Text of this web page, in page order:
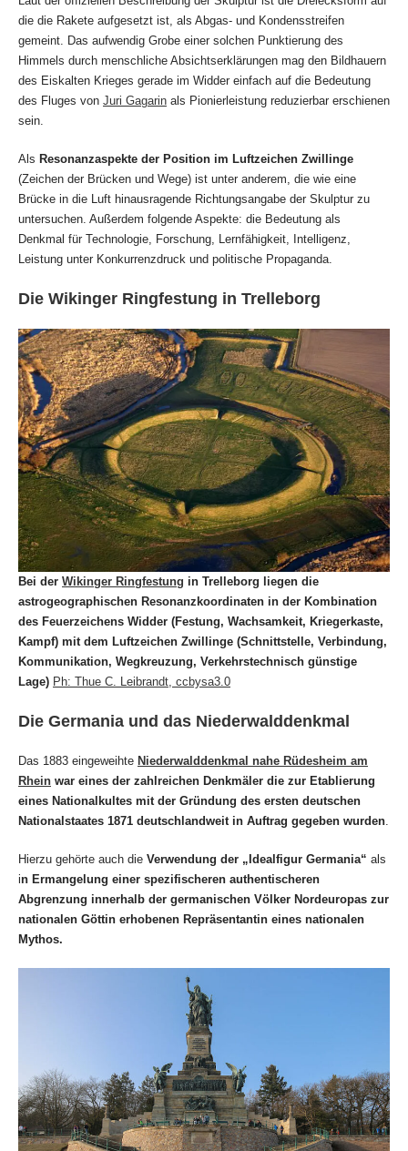
die die Rakete aufgesetzt ist, als Abgas- und Kondensstreifen
gemeint. Das aufwendig Grobe einer solchen Punktierung des
Himmels durch menschliche Absichtserklärungen mag den Bildhauern
des Eiskalten Krieges gerade im Widder einfach auf die Bedeutung
des Fluges von Juri Gagarin als Pionierleistung reduzierbar erschienen
sein.
Als Resonanzaspekte der Position im Luftzeichen Zwillinge
(Zeichen der Brücken und Wege) ist unter anderem, die wie eine
Brücke in die Luft hinausragende Richtungsangabe der Skulptur zu
untersuchen. Außerdem folgende Aspekte: die Bedeutung als
Denkmal für Technologie, Forschung, Lernfähigkeit, Intelligenz,
Leistung unter Konkurrenzdruck und politische Propaganda.
Die Wikinger Ringfestung in Trelleborg
Bei der Wikinger Ringfestung in Trelleborg liegen die
astrogeographischen Resonanzkoordinaten in der Kombination
des Feuerzeichens Widder (Festung, Wachsamkeit, Kriegerkaste,
Kampf) mit dem Luftzeichen Zwillinge (Schnittstelle, Verbindung,
Kommunikation, Wegkreuzung, Verkehrstechnisch günstige
Lage) Ph: Thue C. Leibrandt, ccbysa3.0
Die Germania und das Niederwalddenkmal
Das 1883 eingeweihte Niederwalddenkmal nahe Rüdesheim am
Rhein war eines der zahlreichen Denkmäler die zur Etablierung
eines Nationalkultes mit der Gründung des ersten deutschen
Nationalstaates 1871 deutschlandweit in Auftrag gegeben wurden.
Hierzu gehörte auch die Verwendung der „Idealfigur Germania“ als
in Ermangelung einer spezifischeren authentischeren
Abgrenzung innerhalb der germanischen Völker Nordeuropas zur
nationalen Göttin erhobenen Repräsentantin eines nationalen
Mythos.